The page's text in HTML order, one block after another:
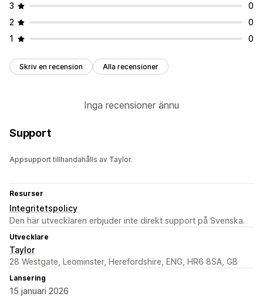
3
0
2
0
1
0
Skriv en recension Alla recensioner
Inga recensioner ännu
Support
Appsupport tillhandahålls av Taylor.
Resurser
Integritetspolicy
Den här utvecklaren erbjuder inte direkt support på Svenska.
Utvecklare
Taylor
28 Westgate, Leominster, Herefordshire, ENG, HR6 8SA, GB
Lansering
15 januari 2026